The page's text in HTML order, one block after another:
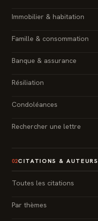
Immobilier & habitation
Famille & consommation
Banque & assurance
Résiliation
Condoléances
Rechercher une lettre
02CITATIONS & AUTEURS
Toutes les citations
Par thèmes